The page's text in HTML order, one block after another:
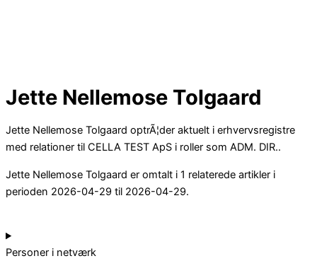
Jette Nellemose Tolgaard
Jette Nellemose Tolgaard optrÃ¦der aktuelt i erhvervsregistre
med relationer til CELLA TEST ApS i roller som ADM. DIR..
Jette Nellemose Tolgaard er omtalt i 1 relaterede artikler i
perioden 2026-04-29 til 2026-04-29.
Personer i netværk